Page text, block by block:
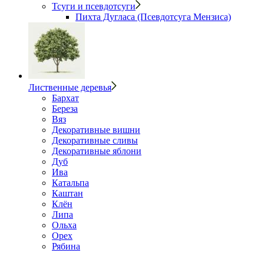
Тсуги и псевдотсуги
Пихта Дугласа (Псевдотсуга Мензиса)
Лиственные деревья
Бархат
Береза
Вяз
Декоративные вишни
Декоративные сливы
Декоративные яблони
Дуб
Ива
Катальпа
Каштан
Клён
Липа
Ольха
Орех
Рябина